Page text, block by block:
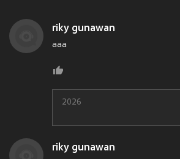
riky gunawan
aaa
2026
riky gunawan